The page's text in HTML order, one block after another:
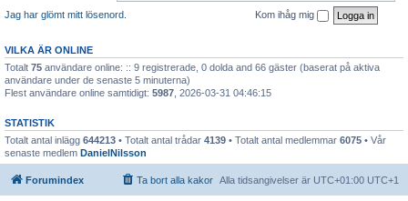
Jag har glömt mitt lösenord.
Kom ihåg mig
VILKA ÄR ONLINE
Totalt 75 användare online: :: 9 registrerade, 0 dolda and 66 gäster (baserat på aktiva
användare under de senaste 5 minuterna)
Flest användare online samtidigt: 5987 , 2026-03-31 04:46:15
STATISTIK
Totalt antal inlägg 644213 • Totalt antal trådar 4139 • Totalt antal medlemmar 6075 • Vår
senaste medlem DanielNilsson
Forumindex Alla tidsangivelser är UTC+01:00 UTC+1
Ta bort alla kakor